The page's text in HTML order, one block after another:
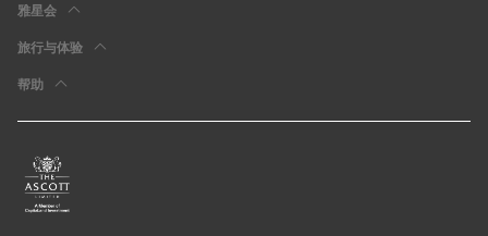
雅星会
旅行与体验
帮助